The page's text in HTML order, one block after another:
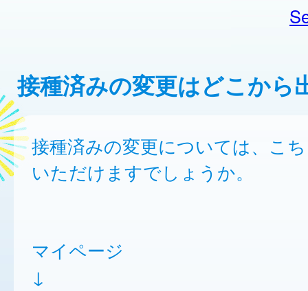
接種済みの変更はどこから
接種済みの変更については、こ
いただけますでしょうか。
マイページ
↓